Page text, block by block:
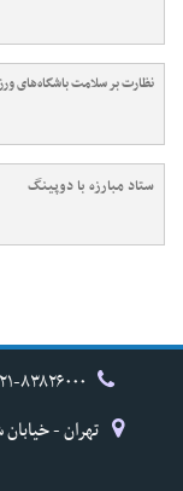
نظارت بر سلامت باشگاه‌های
ستاد مبارزه با دوپینگ